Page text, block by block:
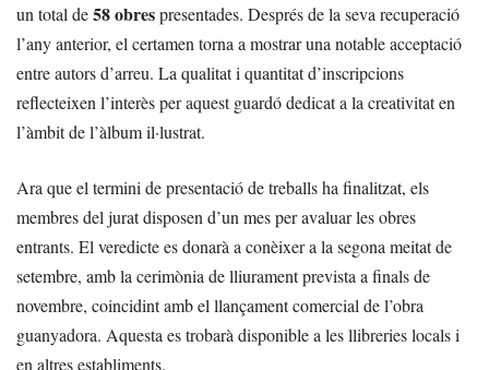
un total de58 obrespresentades. Després de la seva recuperació
l’any anterior, el certamen torna a mostrar una notable acceptació
entre autors d’arreu. La qualitat i quantitat d’inscripcions
reflecteixen l’interès per aquest guardó dedicat a la creativitat en
l’àmbit de l’àlbum il·lustrat.
Ara que el termini de presentació de treballs ha finalitzat, els
membres del jurat disposen d’un mes per avaluar les obres
entrants. El veredicte es donarà a conèixer a la segona meitat de
setembre, amb la cerimònia de lliurament prevista a finals de
novembre, coincidint amb el llançament comercial de l’obra
guanyadora. Aquesta es trobarà disponible a les llibreries locals i
en altres establiments.